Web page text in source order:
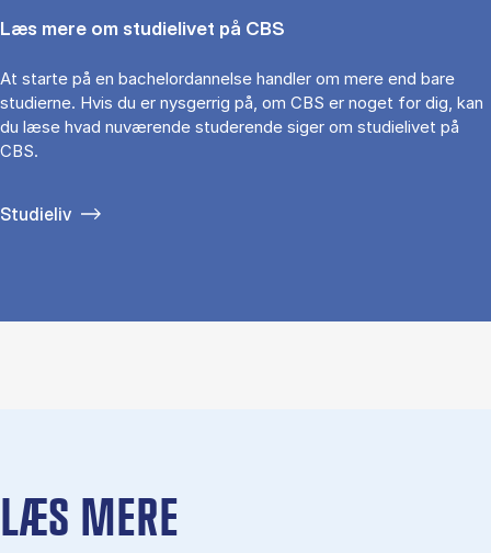
Læs mere om studielivet på CBS
At starte på en bachelordannelse handler om mere end bare
studierne. Hvis du er nysgerrig på, om CBS er noget for dig, kan
du læse hvad nuværende studerende siger om studielivet på
CBS.
Studieliv
LÆS MERE